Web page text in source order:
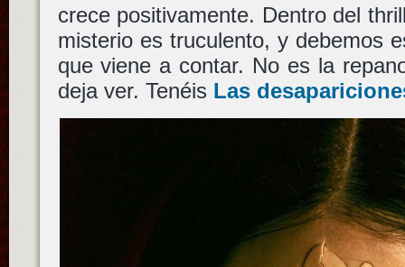
crece positivamente. Dentro del
misterio es truculento, y debemos
que viene a contar. No es la
deja ver. Tenéis Las